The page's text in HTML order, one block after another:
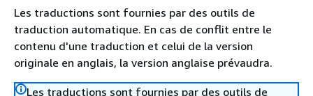
Les traductions sont fournies par des outils de
traduction automatique. En cas de conflit entre le
contenu d'une traduction et celui de la version
originale en anglais, la version anglaise prévaudra.
Les traductions sont fournies par des outils de